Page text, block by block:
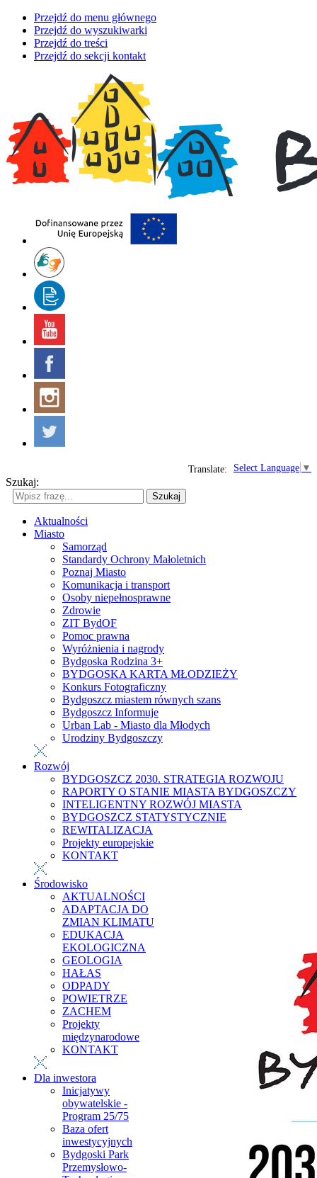
Przejdź do menu głównego
Przejdź do wyszukiwarki
Przejdź do treści
Przejdź do sekcji kontakt
Select Language ▼
Translate:
Szukaj:
Szukaj
Aktualności
Miasto
Samorząd
Standardy Ochrony Małoletnich
Poznaj Miasto
Komunikacja i transport
Osoby niepełnosprawne
Zdrowie
ZIT BydOF
Pomoc prawna
Wyróżnienia i nagrody
Bydgoska Rodzina 3+
BYDGOSKA KARTA MŁODZIEŻY
Konkurs Fotograficzny
Bydgoszcz miastem równych szans
Bydgoszcz Informuje
Urban Lab - Miasto dla Młodych
Urodziny Bydgoszczy
Rozwój
BYDGOSZCZ 2030. STRATEGIA ROZWOJU
RAPORTY O STANIE MIASTA BYDGOSZCZY
INTELIGENTNY ROZWÓJ MIASTA
BYDGOSZCZ STATYSTYCZNIE
REWITALIZACJA
Projekty europejskie
KONTAKT
Środowisko
AKTUALNOŚCI
ADAPTACJA DO
ZMIAN KLIMATU
EDUKACJA
EKOLOGICZNA
GEOLOGIA
HAŁAS
ODPADY
POWIETRZE
ZACHEM
Projekty
międzynarodowe
KONTAKT
Dla inwestora
Inicjatywy
obywatelskie -
Program 25/75
Baza ofert
inwestycyjnych
Bydgoski Park
Przemysłowo-